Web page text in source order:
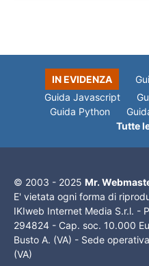
IN EVIDENZA
Guida Javascript
Guida Python
Tutte
© 2003 - 2025 Mr.
E' vietata ogni forma di
IKIweb Internet Media S.r.l. -
294824 - Cap. soc. 10.000
Busto A. (VA) - Sede
(VA)